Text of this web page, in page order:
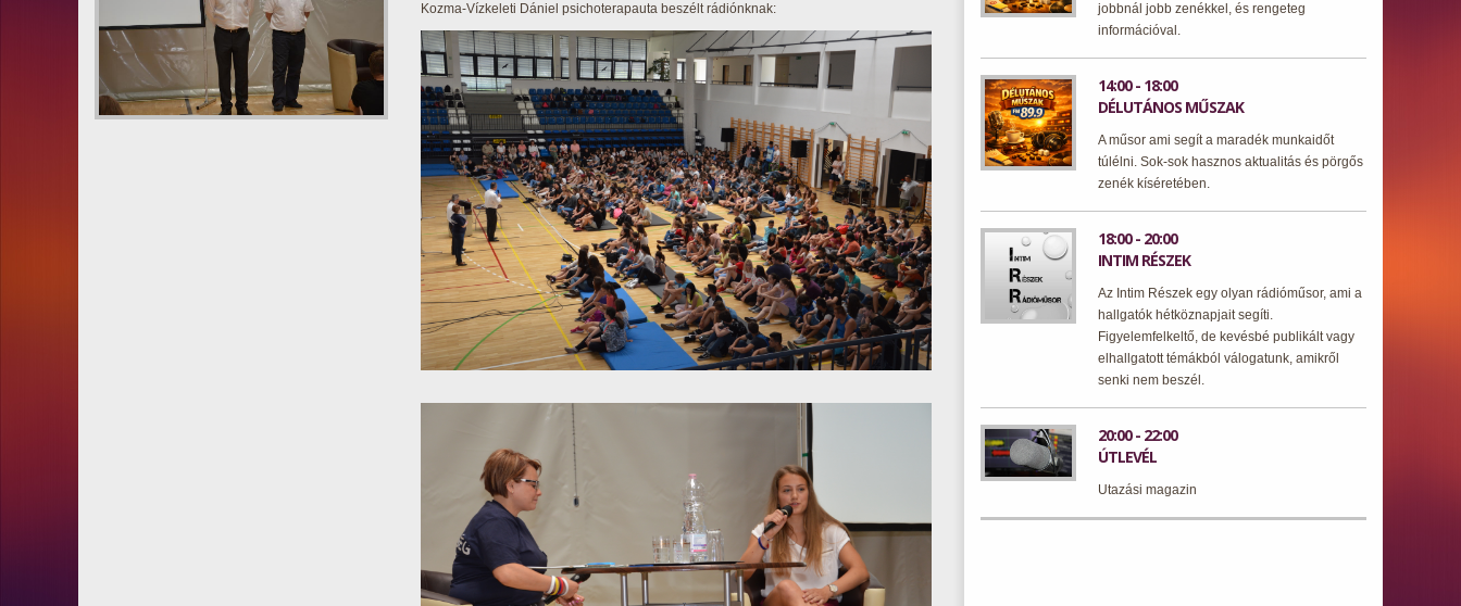
Kozma-Vízkeleti Dániel psichoterapauta beszélt rádiónknak:
jobbnál jobb zenékkel, és rengeteg
információval.
14:00 - 18:00
DÉLUTÁNOS MŰSZAK
A műsor ami segít a maradék munkaidőt
túlélni. Sok-sok hasznos aktualitás és pörgős
zenék kíséretében.
18:00 - 20:00
INTIM RÉSZEK
Az Intim Részek egy olyan rádióműsor, ami a
hallgatók hétköznapjait segíti.
Figyelemfelkeltő, de kevésbé publikált vagy
elhallgatott témákból válogatunk, amikről
senki nem beszél.
20:00 - 22:00
ÚTLEVÉL
Utazási magazin